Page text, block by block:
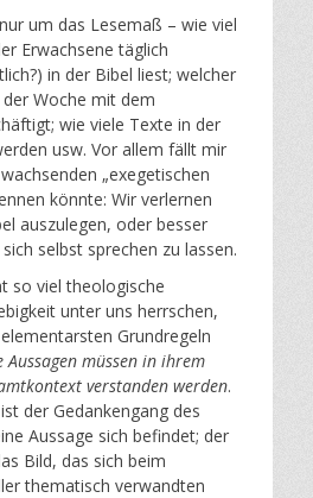
um das Lesemaß – wie viel
Erwachsene täglich
in der Bibel liest; welcher
Woche mit dem
wie viele Texte in der
usw. Vor allem fällt mir
„exegetischen
könnte: Wir verlernen
auszulegen, oder besser
selbst sprechen zu lassen.
so viel theologische
unter uns herrschen,
Grundregeln
Aussagen müssen in ihrem
verstanden werden.
der Gedankengang des
Aussage sich befindet; der
Bild, das sich beim
thematisch verwandten